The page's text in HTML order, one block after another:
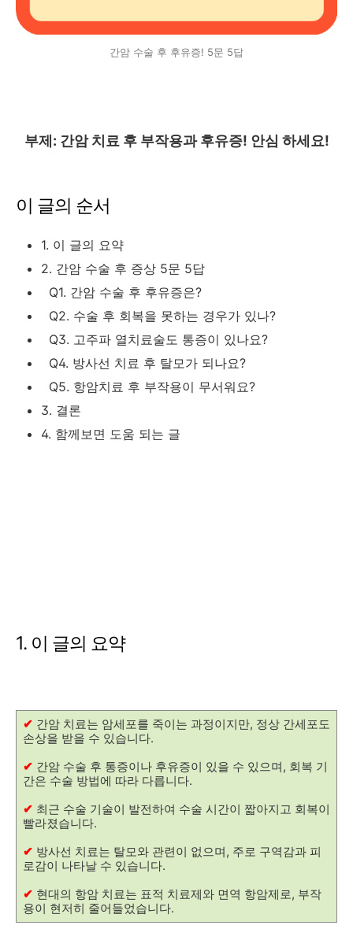
간암 수술 후 후유증! 5문 5답
부제: 간암 치료 후 부작용과 후유증! 안심 하세요!
이 글의 순서
1. 이 글의 요약
2. 간암 수술 후 증상 5문 5답
Q1. 간암 수술 후 후유증은?
Q2. 수술 후 회복을 못하는 경우가 있나?
Q3. 고주파 열치료술도 통증이 있나요?
Q4. 방사선 치료 후 탈모가 되나요?
Q5. 항암치료 후 부작용이 무서워요?
3. 결론
4. 함께보면 도움 되는 글
1. 이 글의 요약
✔ 간암 치료는 암세포를 죽이는 과정이지만, 정상 간세포도
손상을 받을 수 있습니다.
✔ 간암 수술 후 통증이나 후유증이 있을 수 있으며, 회복 기
간은 수술 방법에 따라 다릅니다.
✔ 최근 수술 기술이 발전하여 수술 시간이 짧아지고 회복이
빨라졌습니다.
✔ 방사선 치료는 탈모와 관련이 없으며, 주로 구역감과 피
로감이 나타날 수 있습니다.
✔ 현대의 항암 치료는 표적 치료제와 면역 항암제로, 부작
용이 현저히 줄어들었습니다.